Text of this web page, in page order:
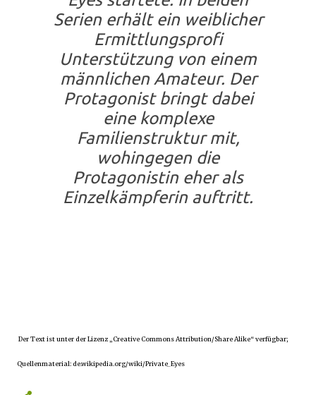
Serien erhält ein weiblicher
Ermittlungsprofi
Unterstützung von einem
männlichen Amateur. Der
Protagonist bringt dabei
eine komplexe
Familienstruktur mit,
wohingegen die
Protagonistin eher als
Einzelkämpferin auftritt.
Der Text ist unter der Lizenz „Creative Commons Attribution/Share Alike“ verfügbar;
Quellenmaterial: de.wikipedia.org/wiki/Private_Eyes